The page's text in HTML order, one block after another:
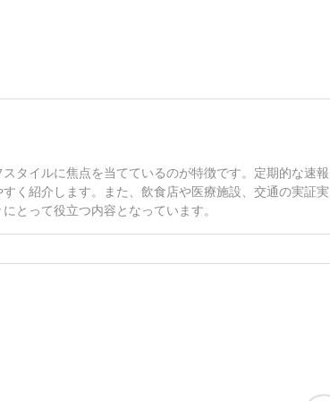
タイルに焦点を当てているのが特徴です。定期的な速報
く紹介します。また、飲食店や医療施設、交通の実証実
とって役立つ内容となっています。